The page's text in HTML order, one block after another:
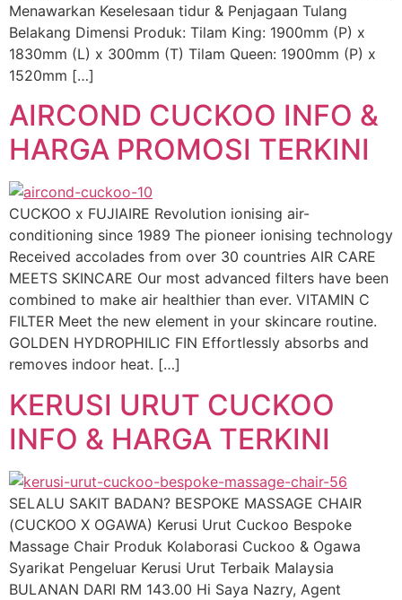
Menawarkan Keselesaan tidur & Penjagaan Tulang
Belakang Dimensi Produk: Tilam King: 1900mm (P) x
1830mm (L) x 300mm (T) Tilam Queen: 1900mm (P) x
1520mm […]
AIRCOND CUCKOO INFO &
HARGA PROMOSI TERKINI
CUCKOO x FUJIAIRE Revolution ionising air-
conditioning since 1989 The pioneer ionising technology
Received accolades from over 30 countries AIR CARE
MEETS SKINCARE Our most advanced filters have been
combined to make air healthier than ever. VITAMIN C
FILTER Meet the new element in your skincare routine.
GOLDEN HYDROPHILIC FIN Effortlessly absorbs and
removes indoor heat. […]
KERUSI URUT CUCKOO
INFO & HARGA TERKINI
SELALU SAKIT BADAN? BESPOKE MASSAGE CHAIR
(CUCKOO X OGAWA) Kerusi Urut Cuckoo Bespoke
Massage Chair Produk Kolaborasi Cuckoo & Ogawa
Syarikat Pengeluar Kerusi Urut Terbaik Malaysia
BULANAN DARI RM 143.00 Hi Saya Nazry, Agent